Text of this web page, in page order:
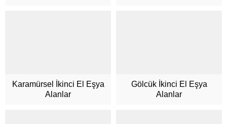
Karamürsel İkinci El Eşya
Alanlar
Gölcük İkinci El Eşya
Alanlar